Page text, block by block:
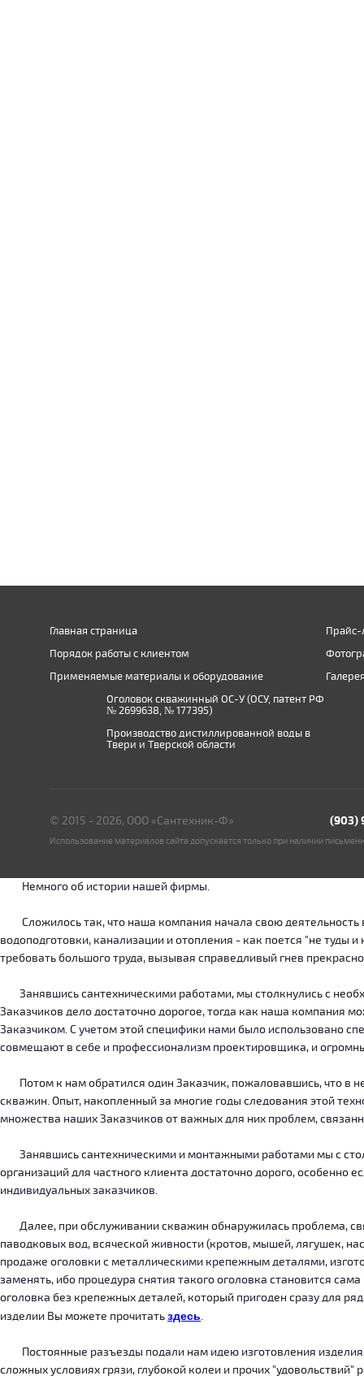
Главная страница
Порядок работы с клиентом
Применяемые материалы и оборудование
Прайс-
Оголовок скважинный ОС-У (ОСУ, патент РФ
№ 2699638, № 177395)
Производство дистиллированной воды в
Твери и Тверской области
© 2015 - 2026, ООО «Сантехник-Ф» (903)
Использование материалов сайта допускается только при наличии
Немного об истории нашей фирмы.
Сложилось так, что наша компания начала свою деятельность
водоподготовки, канализации и отопления - как поется "не
требовать большого труда, вызывая справедливый гнев
Занявшись сантехническими работами, мы столкнулись с
Заказчиков дело достаточно дорогое, тогда как наша компания
Заказчиком. С учетом этой специфики нами было использовано
совмещают в себе и профессионализм проектировщика, и
Потом к нам обратился один Заказчик, пожаловавшись, что в
скважин. Опыт, накопленный за многие годы следования этой
множества наших Заказчиков от важных для них проблем,
Занявшись сантехническими и монтажными работами мы с
организаций для частного клиента достаточно дорого, особенно
индивидуальных заказчиков.
Далее, при обслуживании скважин обнаружилась проблема,
паводковых вод, всяческой живности (кротов, мышей, лягушек,
продаже оголовки с металлическими крепежным деталями,
заменять, ибо процедура снятия такого оголовка становится
оголовка без крепежных деталей, который пригоден сразу для
изделии Вы можете прочитатьздесь.
Постоянные разъезды подали нам идею изготовления
сложных условиях грязи, глубокой колеи и прочих